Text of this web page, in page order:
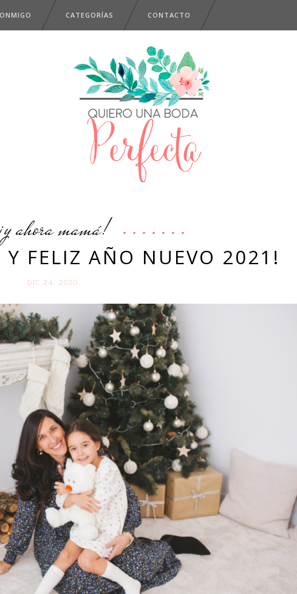
CATEGORÍAS CONTACTO
ahora mamá!
Y FELIZ AÑO NUEVO 2021!
DIC 24. 2020